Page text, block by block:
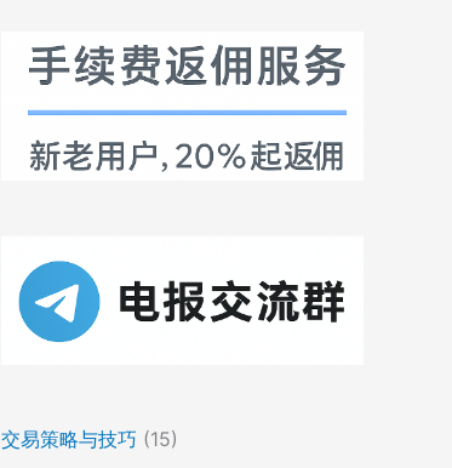
交易策略与技巧 (15)